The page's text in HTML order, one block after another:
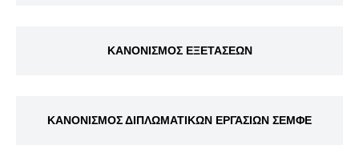
ΚΑΝΟΝΙΣΜΟΣ ΕΞΕΤΑΣΕΩΝ
ΚΑΝΟΝΙΣΜΟΣ ΔΙΠΛΩΜΑΤΙΚΩΝ ΕΡΓΑΣΙΩΝ ΣΕΜΦΕ